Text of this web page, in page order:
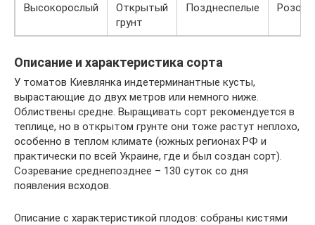
Высокорослый
Открытый
грунт
Позднеспелые
Описание и характеристика сорта
У томатов Киевлянка индетерминантные кусты,
вырастающие до двух метров или немного ниже.
Облиствены средне. Выращивать сорт рекомендуется в
теплице, но в открытом грунте они тоже растут неплохо,
особенно в теплом климате (южных регионах РФ и
практически по всей Украине, где и был создан сорт).
Созревание среднепозднее – 130 суток со дня
появления всходов.
Описание с характеристикой плодов: собраны кистями